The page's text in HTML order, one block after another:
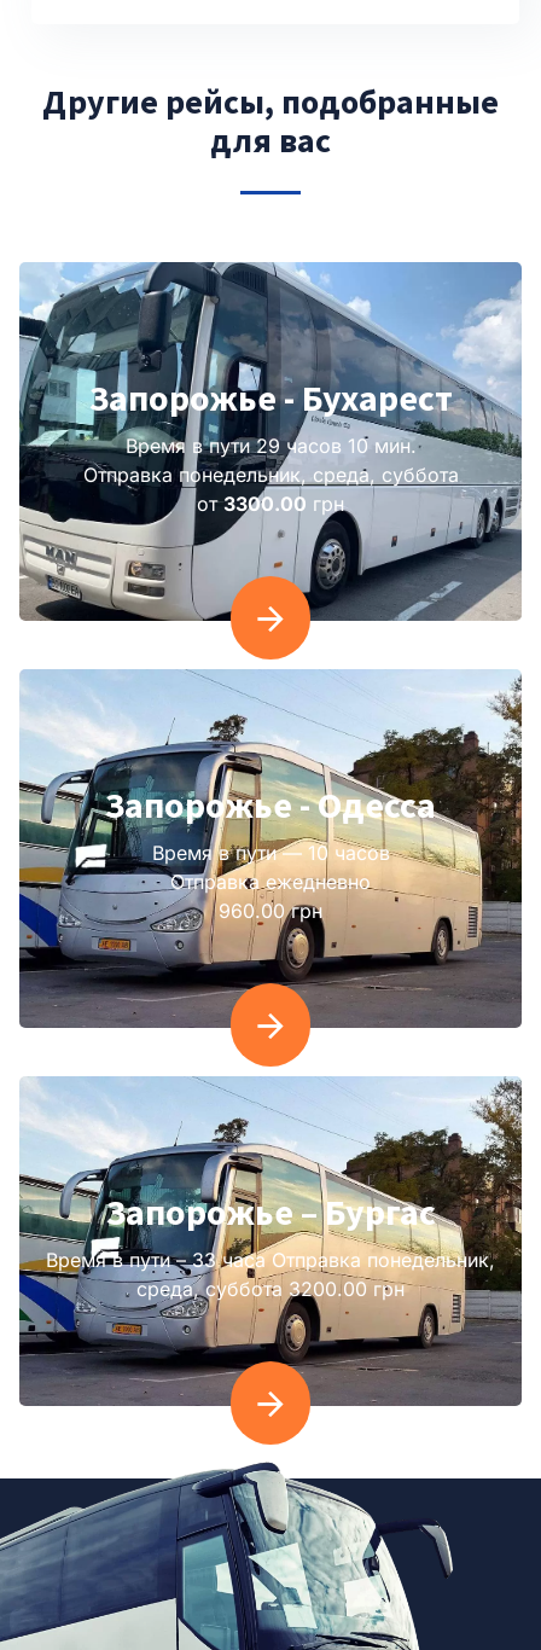
Другие рейсы, подобранные
для вас
Запорожье - Бухарест
Время в пути 29 часов 10 мин.
Отправка понедельник, среда, суббота
от3300.00 грн
Запорожье - Одесса
Время в пути — 10 часов
Отправка ежедневно
960.00 грн
Запорожье – Бургас
Время в пути – 33 часа Отправка понедельник,
среда, суббота 3200.00 грн